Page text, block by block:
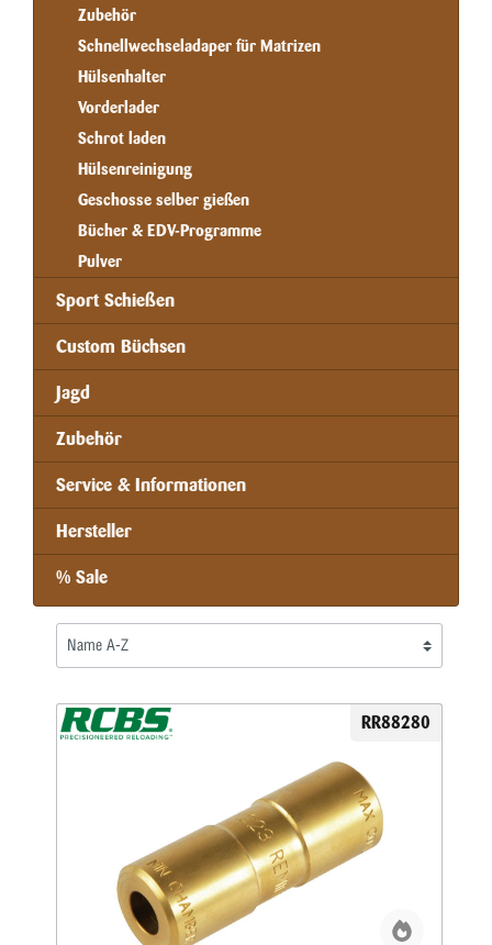
Zubehör
Schnellwechseladaper für Matrizen
Hülsenhalter
Vorderlader
Schrot laden
Hülsenreinigung
Geschosse selber gießen
Bücher & EDV-Programme
Pulver
Sport Schießen
Custom Büchsen
Jagd
Zubehör
Service & Informationen
Hersteller
% Sale
RR88280